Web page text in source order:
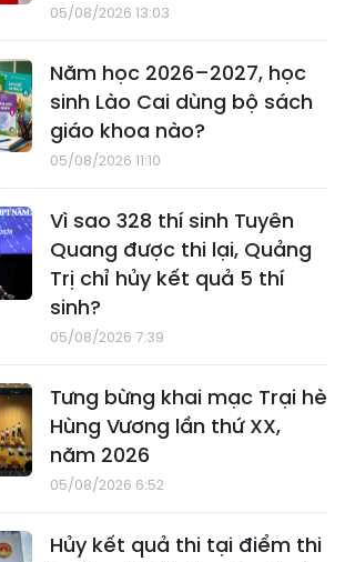
05/08/2026 13:03
Năm học 2026–2027, học
sinh Lào Cai dùng bộ sách
giáo khoa nào?
05/08/2026 11:10
Vì sao 328 thí sinh Tuyên
Quang được thi lại, Quảng
Trị chỉ hủy kết quả 5 thí
sinh?
05/08/2026 7:39
Tưng bừng khai mạc Trại hè
Hùng Vương lần thứ XX,
năm 2026
05/08/2026 6:52
Hủy kết quả thi tại điểm thi